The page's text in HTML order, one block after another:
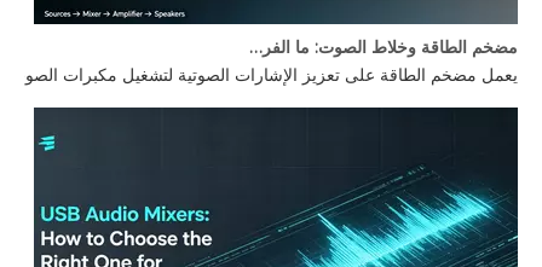
مضخم الطاقة وخلاط الصوت: ما الفرق؟
يعمل مضخم الطاقة على تعزيز الإشارات الصوتية لتشغيل مكبرات